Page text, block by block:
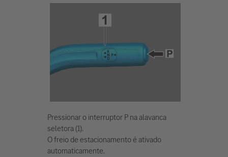
Pressionar o interruptor P na alavanca
seletora (1).
O freio de estacionamento é ativado
automaticamente.